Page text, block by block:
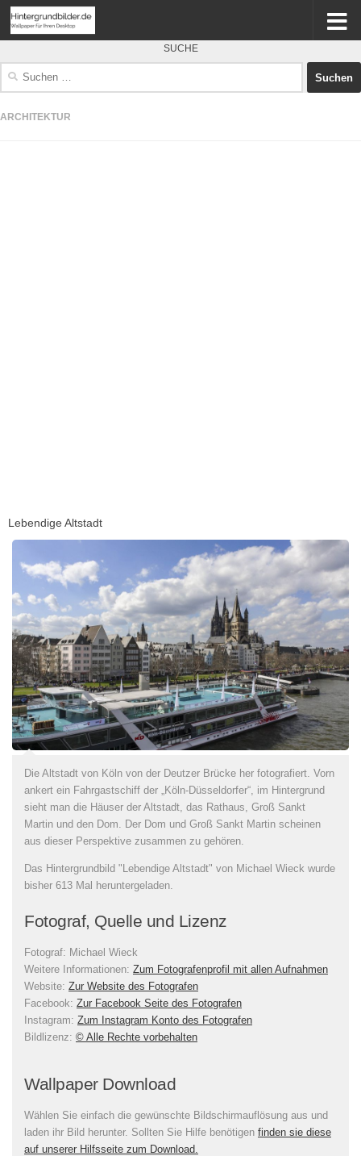
SUCHE
ARCHITEKTUR
Lebendige Altstadt
Die Altstadt von Köln von der Deutzer Brücke her fotografiert. Vorn
ankert ein Fahrgastschiff der „Köln-Düsseldorfer“, im Hintergrund
sieht man die Häuser der Altstadt, das Rathaus, Groß Sankt
Martin und den Dom. Der Dom und Groß Sankt Martin scheinen
aus dieser Perspektive zusammen zu gehören.
Das Hintergrundbild "Lebendige Altstadt" von Michael Wieck wurde
bisher 613 Mal heruntergeladen.
Fotograf, Quelle und Lizenz
Fotograf: Michael Wieck
Weitere Informationen: Zum Fotografenprofil mit allen Aufnahmen
Website: Zur Website des Fotografen
Facebook: Zur Facebook Seite des Fotografen
Instagram: Zum Instagram Konto des Fotografen
Bildlizenz: © Alle Rechte vorbehalten
Wallpaper Download
Wählen Sie einfach die gewünschte Bildschirmauflösung aus und
laden ihr Bild herunter. Sollten Sie Hilfe benötigen finden sie diese
auf unserer Hilfsseite zum Download.